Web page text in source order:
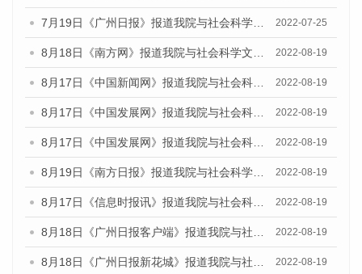
7月19日《广州日报》报道我院与社会科学文献出版社联合发布《广州蓝皮书：广州城乡融合发展报告(2022)》的媒体采访 2022-07-25
8月18日《南方网》报道我院与社会科学文献出版社联合发布的《广州蓝皮书：广州经济发展报告（2022）》的媒体文章 2022-08-19
8月17日《中国新闻网》报道我院与社会科学文献出版社联合发布的《广州蓝皮书：广州经济发展报告（2022）》的媒体文章 2022-08-19
8月17日《中国发展网》报道我院与社会科学文献出版社联合发布的《广州蓝皮书：广州经济发展报告（2022）》的媒体文章 2022-08-19
8月17日《中国发展网》报道我院与社会科学文献出版社联合发布的《广州蓝皮书：广州经济发展报告（2022）》的媒体文章 2022-08-19
8月19日《南方日报》报道我院与社会科学文献出版社联合发布的《广州蓝皮书：广州经济发展报告（2022）》的媒体文章 2022-08-19
8月17日《信息时报讯》报道我院与社会科学文献出版社联合发布的《广州蓝皮书：广州经济发展报告（2022）》的媒体文章 2022-08-19
8月18日《广州日报客户端》报道我院与社会科学文献出版社联合发布的《广州蓝皮书：广州经济发展报告（2022）》的媒体文章 2022-08-19
8月18日《广州日报新花城》报道我院与社会科学文献出版社联合发布的《广州蓝皮书：广州经济发展报告（2022）》的媒体文章 2022-08-19